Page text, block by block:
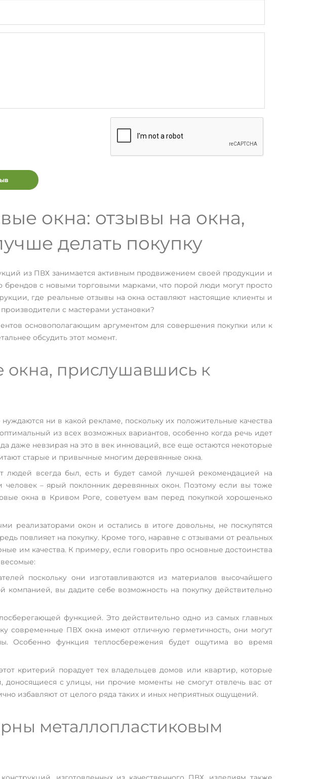
окна: отзывы на окна,
делать покупку
из ПВХ занимается активным продвижением своей продукции и
брендов с новыми торговыми марками, что порой люди могут просто
где реальные отзывы на окна оставляют настоящие клиенты и
с мастерами установки?
основополагающим аргументом для совершения покупки или к
обсудить этот момент.
окна, прислушавшись к
ни в какой рекламе, поскольку их положительные качества
из всех возможных вариантов, особенно когда речь идет
даже невзирая на это в век инноваций, все еще остаются некоторые
старые и привычные многим деревянные окна.
всегда был, есть и будет самой лучшей рекомендацией на
– ярый поклонник деревянных окон. Поэтому если вы тоже
окна в Кривом Роге, советуем вам перед покупкой хорошенько
реализаторами окон и остались в итоге довольны, не поскупятся
повлияет на покупку. Кроме того, наравне с отзывами от реальных
им качества. К примеру, если говорить про основные достоинства
поскольку они изготавливаются из материалов высочайшего
вы дадите себе возможность на покупку действительно
функцией. Это действительно одно из самых главных
современные ПВХ окна имеют отличную герметичность, они могут
Особенно функция теплосбережения будет ощутима во время
критерий порадует тех владельцев домов или квартир, которые
с улицы, ни прочие моменты не смогут отвлечь вас от
избавляют от целого ряда таких и иных неприятных ощущений.
металлопластиковым